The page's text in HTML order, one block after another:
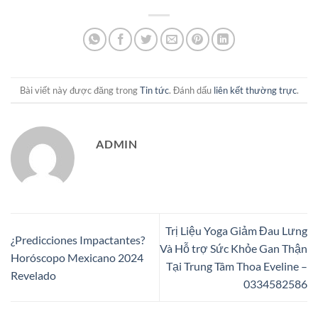
Bài viết này được đăng trongTin tức. Đánh dấu liên kết thường trực.
ADMIN
¿Predicciones Impactantes?
Horóscopo Mexicano 2024
Revelado
Trị Liệu Yoga Giảm Đau Lưng
Và Hỗ trợ Sức Khỏe Gan Thận
Tại Trung Tâm Thoa Eveline –
0334582586